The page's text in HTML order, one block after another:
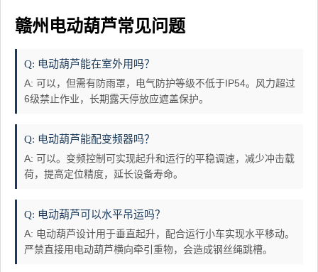
赣州电动葫芦常见问题
Q: 电动葫芦能在室外用吗？
A: 可以，但需有防雨罩，电气防护等级不低于IP54。风力超过
6级禁止作业，长期露天停放应遮盖保护。
Q: 电动葫芦能配变频器吗？
A: 可以。变频控制可实现起升和运行的平稳调速，减少冲击载
荷，提高定位精度，延长设备寿命。
Q: 电动葫芦可以水平吊运吗？
A: 电动葫芦设计用于垂直起升，配合运行小车实现水平移动。
严禁直接用电动葫芦横向牵引重物，会造成钢丝绳跳槽。